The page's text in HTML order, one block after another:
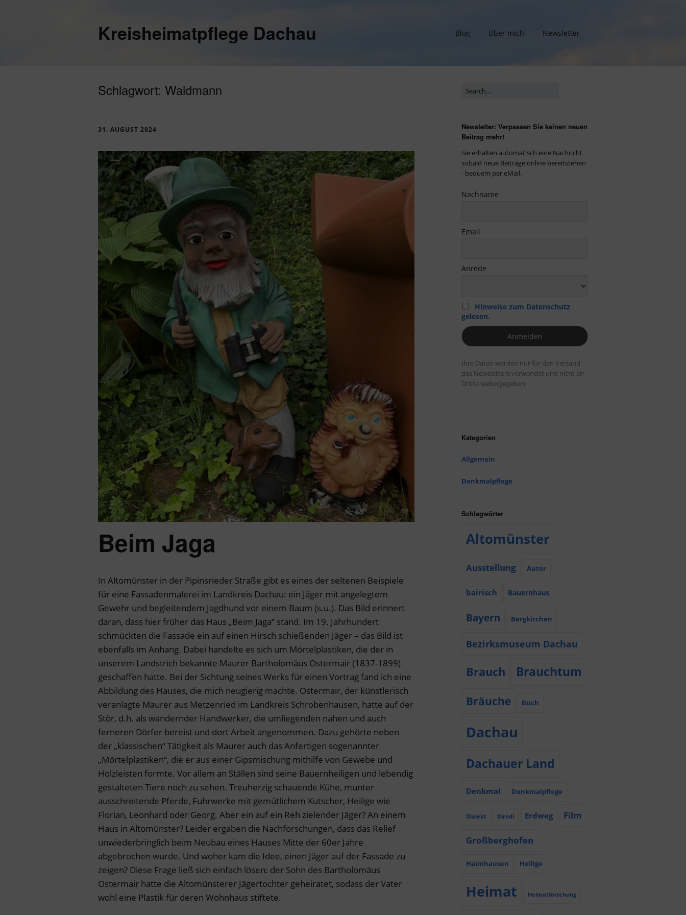
Kreisheimatpflege Dachau Blog Über mich Newsletter
Schlagwort: Waidmann
31. AUGUST 2024
Beim Jaga
In Altomünster in der Pipinsrieder Straße gibt es eines der seltenen Beispiele
für eine Fassadenmalerei im Landkreis Dachau: ein Jäger mit angelegtem
Gewehr und begleitendem Jagdhund vor einem Baum (s.u.). Das Bild erinnert
daran, dass hier früher das Haus „Beim Jaga“ stand. Im 19. Jahrhundert
schmückten die Fassade ein auf einen Hirsch schießenden Jäger – das Bild ist
ebenfalls im Anhang. Dabei handelte es sich um Mörtelplastiken, die der in
unserem Landstrich bekannte Maurer Bartholomäus Ostermair (1837-1899)
geschaffen hatte. Bei der Sichtung seines Werks für einen Vortrag fand ich eine
Abbildung des Hauses, die mich neugierig machte. Ostermair, der künstlerisch
veranlagte Maurer aus Metzenried im Landkreis Schrobenhausen, hatte auf der
Stör, d.h. als wandernder Handwerker, die umliegenden nahen und auch
ferneren Dörfer bereist und dort Arbeit angenommen. Dazu gehörte neben
der „klassischen“ Tätigkeit als Maurer auch das Anfertigen sogenannter
„Mörtelplastiken“, die er aus einer Gipsmischung mithilfe von Gewebe und
Holzleisten formte. Vor allem an Ställen sind seine Bauernheiligen und lebendig
gestalteten Tiere noch zu sehen. Treuherzig schauende Kühe, munter
ausschreitende Pferde, Fuhrwerke mit gemütlichem Kutscher, Heilige wie
Florian, Leonhard oder Georg. Aber ein auf ein Reh zielender Jäger? An einem
Haus in Altomünster? Leider ergaben die Nachforschungen, dass das Relief
unwiederbringlich beim Neubau eines Hauses Mitte der 60er Jahre
abgebrochen wurde. Und woher kam die Idee, einen Jäger auf der Fassade zu
zeigen? Diese Frage ließ sich einfach lösen: der Sohn des Bartholomäus
Ostermair hatte die Altomünsterer Jägertochter geheiratet, sodass der Vater
wohl eine Plastik für deren Wohnhaus stiftete.
Newsletter: Verpassen Sie keinen neuen
Beitrag mehr!
Sie erhalten automatisch eine Nachricht
sobald neue Beiträge online bereitstehen
- bequem per eMail.
Nachname
Email
Anrede
Hinweise zum Datenschutz
gelesen.
Ihre Daten werden nur für den Versand
des Newsletters verwendet und nicht an
Dritte weitergegeben.
Kategorien
Allgemein
Denkmalpflege
Schlagwörter
Altomünster
Ausstellung Autor
bairisch Bauernhaus
Bayern Bergkirchen
Bezirksmuseum Dachau
Brauch Brauchtum
Bräuche Buch
Dachau
Dachauer Land
Denkmal Denkmalpflege
Dialekt Dirndl Erdweg Film
Großberghofen
Haimhausen Heilige
Heimat Heimatforschung